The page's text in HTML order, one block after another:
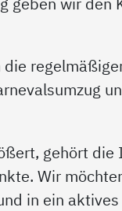
gehört die
Wir
in ein